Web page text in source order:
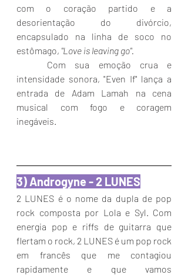
com o coração partido e a
desorientação do divórcio,
encapsulado na linha de soco no
estômago, "Love is leaving go".
Com sua emoção crua e
intensidade sonora, "Even If" lança a
entrada de Adam Lamah na cena
musical com fogo e coragem
inegáveis.
3) Androgyne - 2 LUNES
2 LUNES é o nome da dupla de pop
rock composta por Lola e Syl. Com
energia pop e riffs de guitarra que
flertam o rock, 2 LUNES é um pop rock
em francês que me contagiou
rapidamente e que vamos